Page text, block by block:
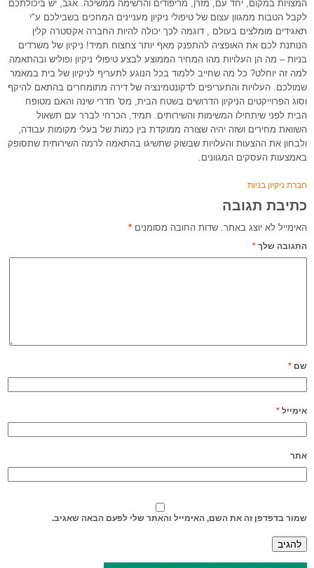
המצויות במקום, יחד עם, מזרן, מריפודים והרשימה ממשיכה. אגב, יש ביכולתכם
לקבל הטבות ממגוון עצום של טיפולי ניקיון מעניינים המחכים בשבילכם ע"י
תאגידים מומלצים בעולם , דוגמה לכך יכולה להיות החברה אקסטרה קלין
הנותנת לכם את האופציה להתפנק מאף יותר צחצוח תמיד! ניקיון של משרדים
בניות – מה הן העלויות מהו המחיר הממוצע לבצע טיפולי ניקיון ופוליש ובהתאמה
למה זה יוחלט? כל מה שחייב ללמוד בכל הנוגע לתעריף לניקיון של בית במאמר
שמולכם. העלויות והתעריפים לדקונטמינציה של דירה מתומחרים בהתאם להיקף
וסוג הפרוייקטים הניקיון הדרושים בשטח הבית, מס' חדרי שינה והאם מטופח
הבית לפני שיתחילו המשימות והשירותים. תמיד, הכרחי לברר עם תשאול
השוואת מחירים ושזה יהיה שצורה ממוקדת בין כמות של בעלי מקומות עבודה,
ולבחון את ההצעות והעלויות שבשוק שתשיגו בהתאמה לרמה השירותית שתסופק
באמצעות העסקים המגוונים.
חברת ניקיון בניות
כתיבת תגובה
האימייל לא יוצג באתר. שדות החובה מסומנים *
התגובה שלך *
שם *
אימייל *
אתר
שמור בדפדפן זה את השם, האימייל והאתר שלי לפעם הבאה שאגיב.